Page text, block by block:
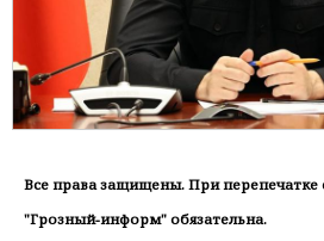
Все права защищены. При перепечатке
"Грозный-информ" обязательна.